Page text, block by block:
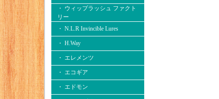
・ ウィップラッシュ ファクト
リー
・ N.L.R Invincible Lures
・ H.Way
・ エレメンツ
・ エコギア
・ エドモン